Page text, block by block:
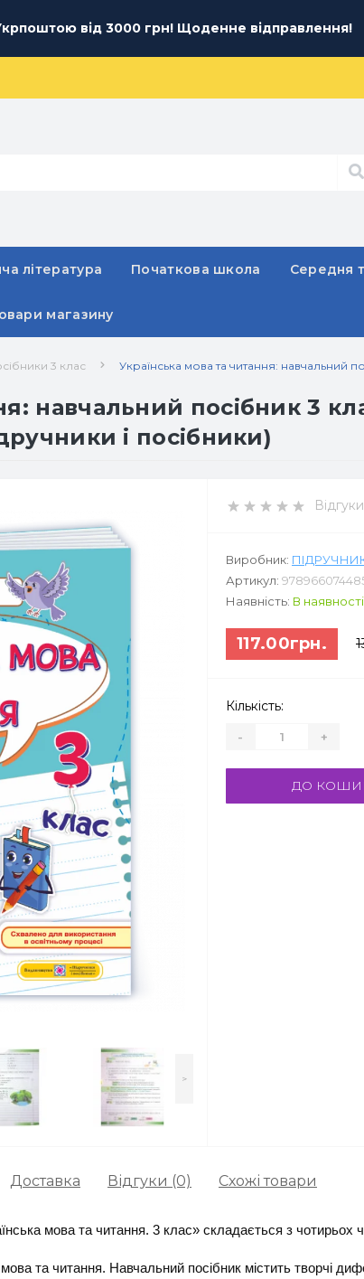
від 3000 грн! Щоденне відправлення!
література Початкова школа Середня
магазину
3 клас Українська мова та читання: навчальний
навчальний посібник 3
і посібники)
>
Виробник:
Артикул:
Наявність: В наявності
117.00грн.
Кількість:
- +
ДО
Доставка Відгуки (0) Схожі товари
мова та читання. 3 клас» складається з чотирьох
та читання. Навчальний посібник містить творчі